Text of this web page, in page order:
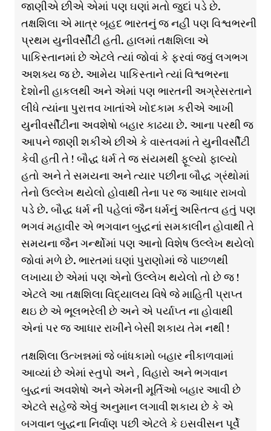
જાણીએ છીએ એમાં પણ ઘણાં મતો જુદાં પડે છે.
તક્ષશિલા એ માત્ર બૃહદ ભારતનું જ નહીં પણ વિશ્વભરની
પ્રથમ યુનીવર્સીટી હતી. હાલમાં તક્ષશિલા એ
પાકિસ્તાનમાં છે એટલે ત્યાં જોવાં કે ફરવાં જવું લગભગ
અશક્ય જ છે. આમેય પાકિસ્તાને ત્યાં વિશ્વભરના
દેશોની હાકલથી અને એમાં પણ ભારતની અગ્રેસરતાને
લીધે ત્યાંના પુરાત્તવ ખાતાંએ ખોદકામ કરીએ આખી
યુનીવર્સીટીના અવશેષો બહાર કાઢયા છે. આના પરથી જ
આપને જાણી શકીએ છીએ કે વાસ્તવમાં તે યુનીવર્સીટી
કેવી હતી તે ! બૌદ્ધ ધર્મ તે જ સંયમથી ફૂલ્યો ફાલ્યો
હતો અને તે સમયના અને ત્યાર પછીના બૌદ્ધ ગ્રંથોમાં
તેનો ઉલ્લેખ થયેલો હોવાથી તેના પર જ આધાર રાખવો
પડે છે. બૌદ્ધ ધર્મ ની પહેલાં જૈન ધર્મનું અસ્તિત્વ હતું પણ
ભગવં મહાવીર એ ભગવાન બુદ્ધનાં સમકાલીન હોવાથી તે
સમયના જૈન ગર્ન્થોમાં પણ આનો વિશેષ ઉલ્લેખ થયેલો
જોવાં મળે છે. ભારતમાં ઘણાં પુરાણોમાં જે પાછળથી
લખાયા છે એમાં પણ એનો ઉલ્લેખ થયેલો તો છે જ !
એટલે આ તક્ષશિલા વિદ્યાલય વિષે જે માહિતી પ્રાપ્ત
થઇ છે એ ભૂલભરેલી છે અને એ પર્યાપ્ત ના હોવાથી
એનાં પર જ આધાર રાખીને બેસી શકાય તેમ નથી !
તક્ષશિલા ઉત્ખન્નમાં જે બાંધકામો બહાર નીકાળવામાં
આવ્યાં છે એમાં સ્તુપો અને , વિહારો અને ભગવાન
બુદ્ધનાં અવશેષો અને એમની મૂર્તિઓ બહાર આવી છે
એટલે સહેજે એવું અનુમાન લગાવી શકાય છે કે એ
બગવાન બુદ્ધના નિર્વાણ પછી એટલે કે ઇસવીસન પૂર્વે